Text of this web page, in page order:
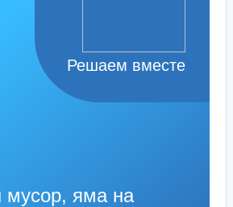
Решаем вместе
мусор, яма на